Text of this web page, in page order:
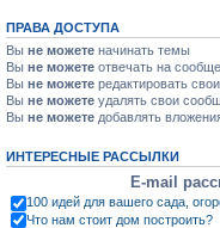
ПРАВА ДОСТУПА
Вы не можете начинать темы
Вы не можете отвечать на
Вы не можете редактировать
Вы не можете удалять свои
Вы не можете добавлять
ИНТЕРЕСНЫЕ РАССЫЛКИ
E-mail
100 идей для вашего сада,
Что нам стоит дом построить?